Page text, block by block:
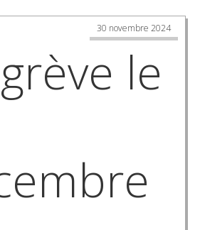
30 novembre 2024
le